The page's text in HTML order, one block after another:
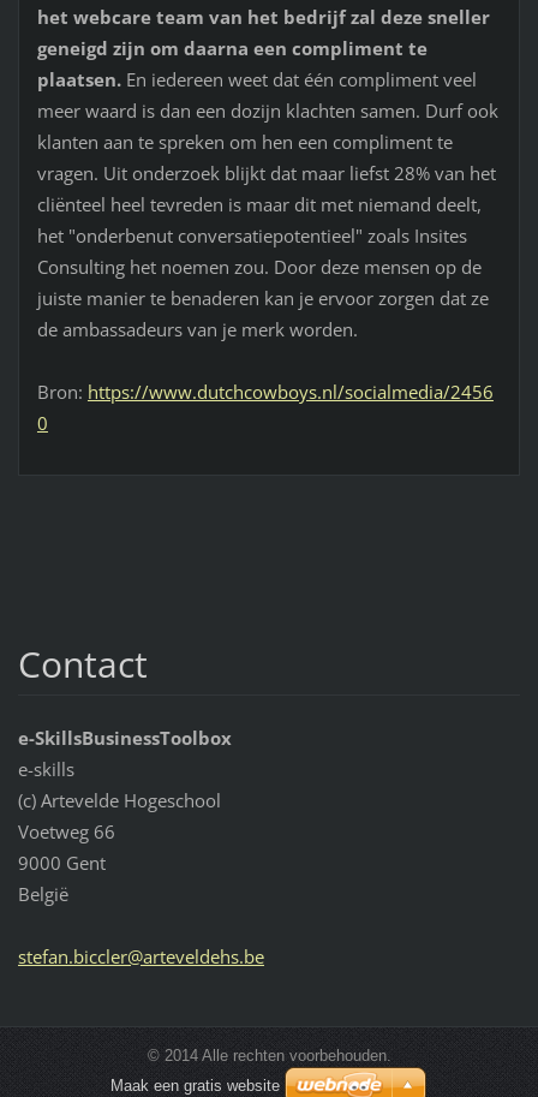
het webcare team van het bedrijf zal deze sneller
geneigd zijn om daarna een compliment te
plaatsen.En iedereen weet dat één compliment veel
meer waard is dan een dozijn klachten samen. Durf ook
klanten aan te spreken om hen een compliment te
vragen. Uit onderzoek blijkt dat maar liefst 28% van het
cliënteel heel tevreden is maar dit met niemand deelt,
het "onderbenut conversatiepotentieel" zoals Insites
Consulting het noemen zou. Door deze mensen op de
juiste manier te benaderen kan je ervoor zorgen dat ze
de ambassadeurs van je merk worden.
Bron: https://www.dutchcowboys.nl/socialmedia/2456
0
Contact
e-SkillsBusinessToolbox
e-skills
(c) Artevelde Hogeschool
Voetweg 66
9000 Gent
België
stefan.biccler@arteveldehs.be
© 2014 Alle rechten voorbehouden.
Maak een gratis website